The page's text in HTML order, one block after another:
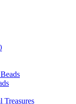
Treasures